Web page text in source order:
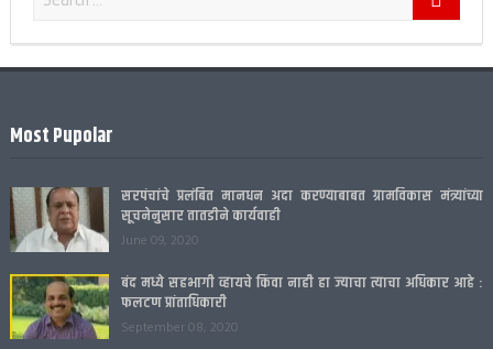
Most Pupolar
सरपंचांचे प्रलंबित मानधन अदा करण्याबाबत ग्रामविकास मंत्र्यांच्या
सूचनेनुसार तातडीने कार्यवाही
June 09, 2020
बंद मध्ये सहभागी व्हायचे किंवा नाही हा ज्याचा त्याचा अधिकार आहे :
फलटण प्रांताधिकारी
September 08, 2020